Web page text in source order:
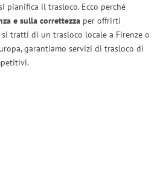
pianifica il trasloco. Ecco perché
e sulla correttezza per offrirti
tratti di un trasloco locale a Firenze o
garantiamo servizi di trasloco di